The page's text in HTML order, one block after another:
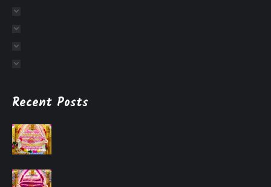
Recent Posts